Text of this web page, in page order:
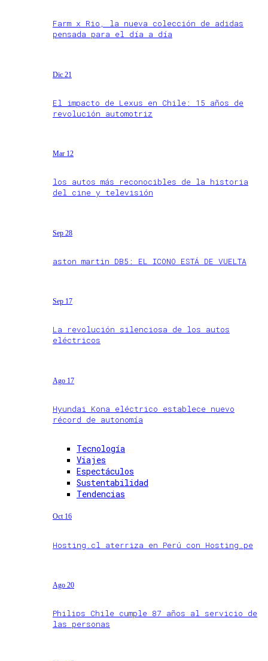
Farm x Rio, la nueva colección de adidas
pensada para el día a día
Dic 21
El impacto de Lexus en Chile: 15 años de
revolución automotriz
Mar 12
los autos más reconocibles de la historia
del cine y televisión
Sep 28
aston martin DB5: EL ICONO ESTÁ DE VUELTA
Sep 17
La revolución silenciosa de los autos
eléctricos
Ago 17
Hyundai Kona eléctrico establece nuevo
récord de autonomía
Tecnología
Viajes
Espectáculos
Sustentabilidad
Tendencias
Oct 16
Hosting.cl aterriza en Perú con Hosting.pe
Ago 20
Philips Chile cumple 87 años al servicio de
las personas